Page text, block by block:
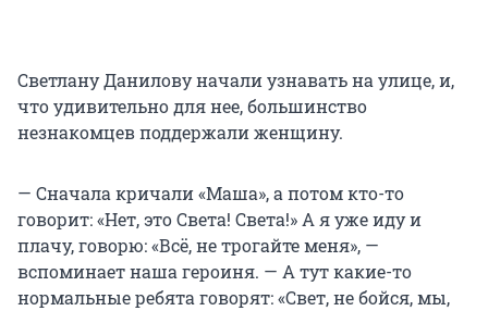
Светлану Данилову начали узнавать на улице, и,
что удивительно для нее, большинство
незнакомцев поддержали женщину.
— Сначала кричали «Маша», а потом кто-то
говорит: «Нет, это Света! Света!» А я уже иду и
плачу, говорю: «Всё, не трогайте меня», —
вспоминает наша героиня. — А тут какие-то
нормальные ребята говорят: «Свет, не бойся, мы,